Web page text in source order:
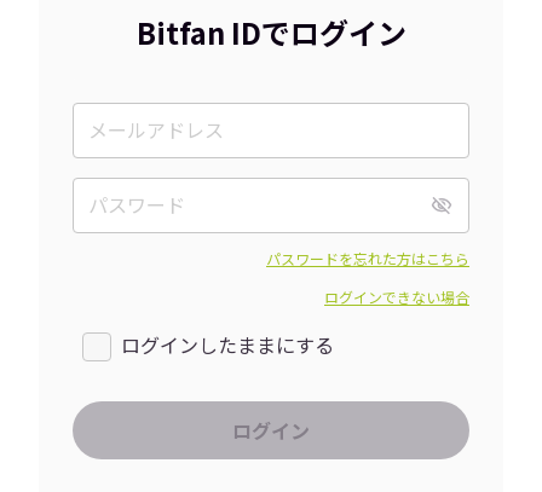
Bitfan IDでログイン
パスワードを忘れた方はこちら
ログインできない場合
ログインしたままにする